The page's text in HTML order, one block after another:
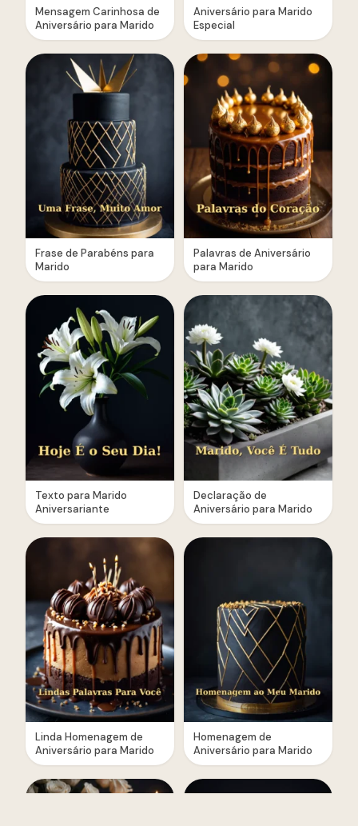
Mensagem Carinhosa de
Aniversário para Marido
Frase de Parabéns para
Marido
Texto para Marido
Aniversariante
Linda Homenagem de
Aniversário para Marido
Aniversário para Marido
Especial
Palavras de Aniversário
para Marido
Declaração de
Aniversário para Marido
Homenagem de
Aniversário para Marido